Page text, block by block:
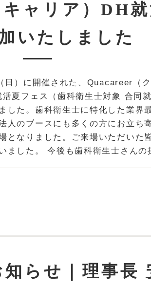
ャリア）DH就
いたしました
日）に開催された、Quacareer（
夏フェス（歯科衛生士対象 合同
した。歯科衛生士に特化した業界
人のブースにも多くの方にお立ち
となりました。ご来場いただいた
ました。 今後も歯科衛生士さんの
らせ｜理事長